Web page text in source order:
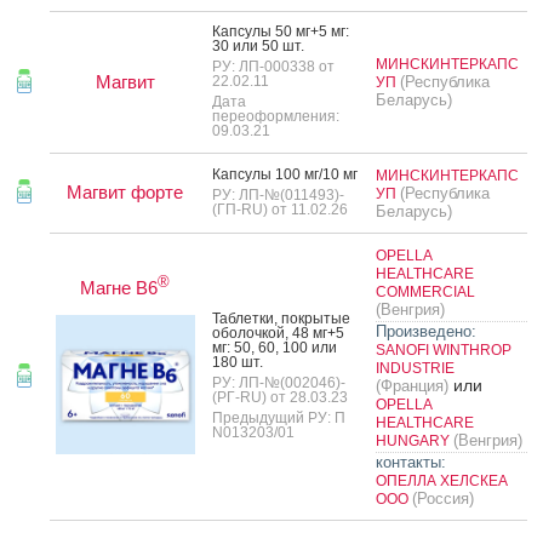
Магвит
Кап­су­лы 50 мг+5 мг:
30 или 50 шт.
РУ: ЛП-000338 от
22.02.11
Дата
переоформления:
09.03.21
МИНСКИНТЕРКАПС
УП (Республика
Беларусь)
Магвит форте
Кап­су­лы 100 мг/10 мг
РУ: ЛП-№(011493)-
(ГП-RU) от 11.02.26
МИНСКИНТЕРКАПС
УП (Республика
Беларусь)
Магне B6®
Таб­летки, пок­ры­тые
обо­лоч­кой, 48 мг+5
мг: 50, 60, 100 или
180 шт.
РУ: ЛП-№(002046)-
(РГ-RU) от 28.03.23
Предыдущий РУ: П
N013203/01
OPELLA
HEALTHCARE
COMMERCIAL
(Венгрия)
Произведено:
SANOFI WINTHROP
INDUSTRIE
(Франция) или
OPELLA
HEALTHCARE
HUNGARY (Венгрия)
контакты:
ОПЕЛЛА ХЕЛСКЕА
ООО (Россия)